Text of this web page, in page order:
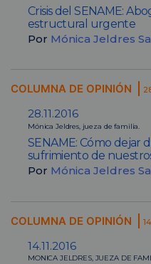
Crisis del SENAME:
estructural urgente
Por Mónica Jeldres
COLUMNA DE OPINIÓN
28.11.2016
Mónica Jeldres, jueza de familia.
SENAME: Cómo dejar
sufrimiento de
Por Mónica Jeldres
COLUMNA DE OPINIÓN
14.11.2016
MONICA JELDRES, JUEZA DE